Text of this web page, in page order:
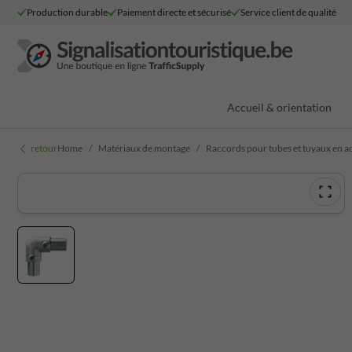
Production durable Paiement directe et sécurisé Service client de qualité
Accueil & orientation
retourHome Matériaux de montage Raccords pour tubes et tuyaux en